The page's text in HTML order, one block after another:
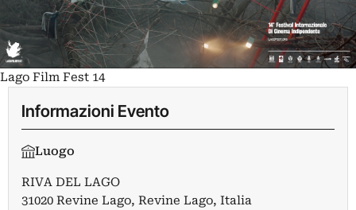
Lago Film Fest 14
Informazioni Evento
Luogo
RIVA DEL LAGO
31020 Revine Lago, Revine Lago, Italia